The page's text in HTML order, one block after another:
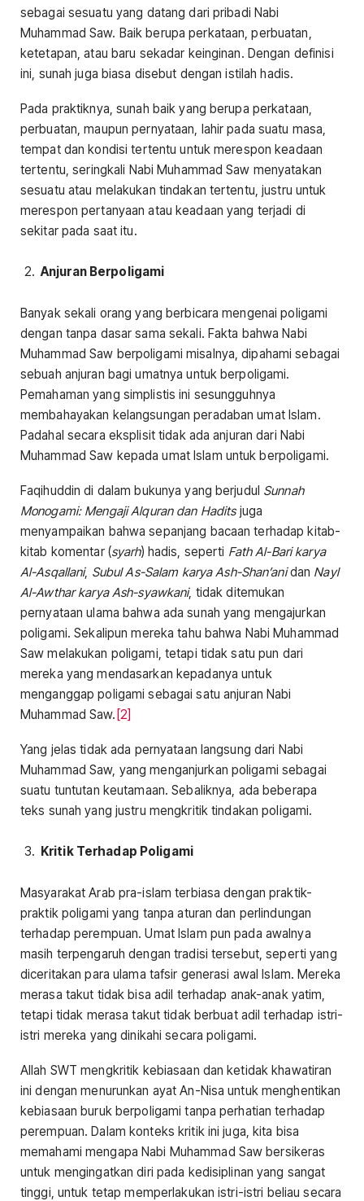
sebagai sesuatu yang datang dari pribadi Nabi
Muhammad Saw. Baik berupa perkataan, perbuatan,
ketetapan, atau baru sekadar keinginan. Dengan definisi
ini, sunah juga biasa disebut dengan istilah hadis.
Pada praktiknya, sunah baik yang berupa perkataan,
perbuatan, maupun pernyataan, lahir pada suatu masa,
tempat dan kondisi tertentu untuk merespon keadaan
tertentu, seringkali Nabi Muhammad Saw menyatakan
sesuatu atau melakukan tindakan tertentu, justru untuk
merespon pertanyaan atau keadaan yang terjadi di
sekitar pada saat itu.
Anjuran Berpoligami
Banyak sekali orang yang berbicara mengenai poligami
dengan tanpa dasar sama sekali. Fakta bahwa Nabi
Muhammad Saw berpoligami misalnya, dipahami sebagai
sebuah anjuran bagi umatnya untuk berpoligami.
Pemahaman yang simplistis ini sesungguhnya
membahayakan kelangsungan peradaban umat Islam.
Padahal secara eksplisit tidak ada anjuran dari Nabi
Muhammad Saw kepada umat Islam untuk berpoligami.
Faqihuddin di dalam bukunya yang berjudul Sunnah
Monogami: Mengaji Alquran dan Haditsjuga
menyampaikan bahwa sepanjang bacaan terhadap kitab-
kitab komentar (syarh) hadis, seperti Fath Al-Bari karya
Al-Asqallani, Subul As-Salam karya Ash-Shan’anidan Nayl
Al-Awthar karya Ash-syawkani, tidak ditemukan
pernyataan ulama bahwa ada sunah yang mengajurkan
poligami. Sekalipun mereka tahu bahwa Nabi Muhammad
Saw melakukan poligami, tetapi tidak satu pun dari
mereka yang mendasarkan kepadanya untuk
menganggap poligami sebagai satu anjuran Nabi
Muhammad Saw. [2]
Yang jelas tidak ada pernyataan langsung dari Nabi
Muhammad Saw, yang menganjurkan poligami sebagai
suatu tuntutan keutamaan. Sebaliknya, ada beberapa
teks sunah yang justru mengkritik tindakan poligami.
Kritik Terhadap Poligami
Masyarakat Arab pra-islam terbiasa dengan praktik-
praktik poligami yang tanpa aturan dan perlindungan
terhadap perempuan. Umat Islam pun pada awalnya
masih terpengaruh dengan tradisi tersebut, seperti yang
diceritakan para ulama tafsir generasi awal Islam. Mereka
merasa takut tidak bisa adil terhadap anak-anak yatim,
tetapi tidak merasa takut tidak berbuat adil terhadap istri-
istri mereka yang dinikahi secara poligami.
Allah SWT mengkritik kebiasaan dan ketidak khawatiran
ini dengan menurunkan ayat An-Nisa untuk menghentikan
kebiasaan buruk berpoligami tanpa perhatian terhadap
perempuan. Dalam konteks kritik ini juga, kita bisa
memahami mengapa Nabi Muhammad Saw bersikeras
untuk mengingatkan diri pada kedisiplinan yang sangat
tinggi, untuk tetap memperlakukan istri-istri beliau secara